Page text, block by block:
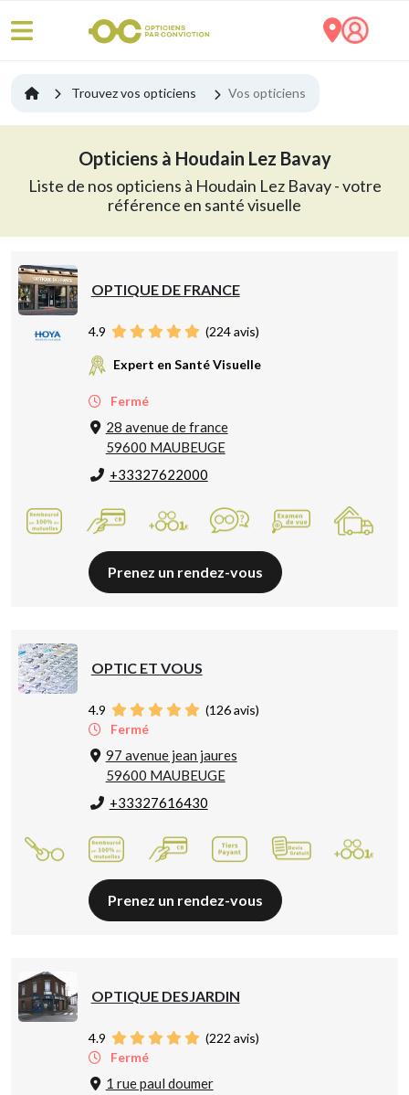
Trouvez vos opticiens Vos opticiens
Opticiens à Houdain Lez Bavay
Liste de nos opticiens à Houdain Lez Bavay - votre
référence en santé visuelle
OPTIQUE DE FRANCE
4.9 (224avis)
Expert en Santé Visuelle
Fermé
28 avenue de france
59600 MAUBEUGE
+33327622000
Prenez un rendez-vous
OPTIC ET VOUS
4.9 (126avis)
Fermé
97 avenue jean jaures
59600 MAUBEUGE
+33327616430
Prenez un rendez-vous
OPTIQUE DESJARDIN
4.9 (222 avis)
Fermé
1 rue paul doumer